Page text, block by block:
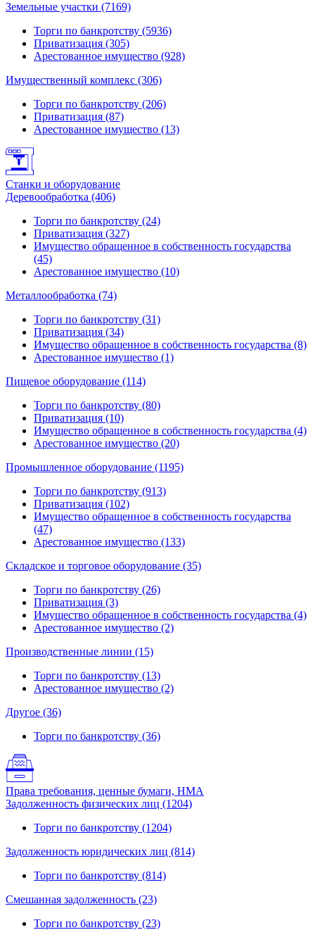
Земельные участки (7169)
Торги по банкротству (5936)
Приватизация (305)
Арестованное имущество (928)
Имущественный комплекс (306)
Торги по банкротству (206)
Приватизация (87)
Арестованное имущество (13)
Станки и оборудование
Деревообработка (406)
Торги по банкротству (24)
Приватизация (327)
Имущество обращенное в собственность государства
(45)
Арестованное имущество (10)
Металлообработка (74)
Торги по банкротству (31)
Приватизация (34)
Имущество обращенное в собственность государства (8)
Арестованное имущество (1)
Пищевое оборудование (114)
Торги по банкротству (80)
Приватизация (10)
Имущество обращенное в собственность государства (4)
Арестованное имущество (20)
Промышленное оборудование (1195)
Торги по банкротству (913)
Приватизация (102)
Имущество обращенное в собственность государства
(47)
Арестованное имущество (133)
Складское и торговое оборудование (35)
Торги по банкротству (26)
Приватизация (3)
Имущество обращенное в собственность государства (4)
Арестованное имущество (2)
Производственные линии (15)
Торги по банкротству (13)
Арестованное имущество (2)
Другое (36)
Торги по банкротству (36)
Права требования, ценные бумаги, НМА
Задолженность физических лиц (1204)
Торги по банкротству (1204)
Задолженность юридических лиц (814)
Торги по банкротству (814)
Смешанная задолженность (23)
Торги по банкротству (23)